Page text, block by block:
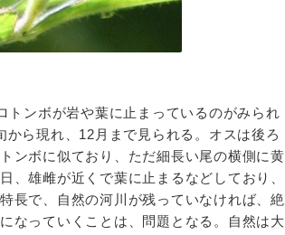
ンボが岩や葉に止まっているのがみられ
ら現れ、12月まで見られる。オスは後ろ
ンボに似ており、ただ細長い尾の横側に黄
、雄雌が近くで葉に止まるなどしており、
長で、自然の河川が残っていなければ、絶
なっていくことは、問題となる。自然は大